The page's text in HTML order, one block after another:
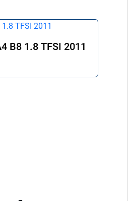
B8 1.8 TFSI 2011